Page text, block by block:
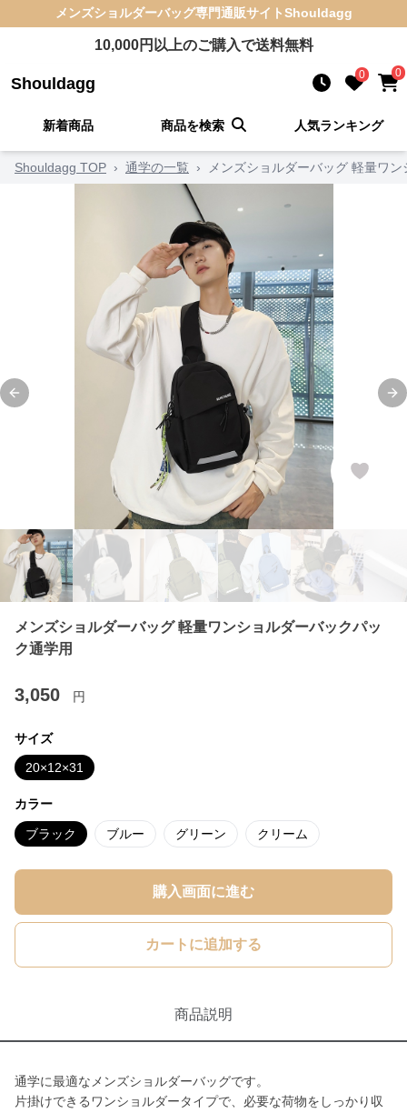
メンズショルダーバッグ専門通販サイトShouldagg
10,000円以上のご購入で送料無料
Shouldagg 0 0
新着商品 商品を検索 人気ランキング
Shouldagg TOP › 通学の一覧 › メンズショルダーバッグ 軽量ワ
Previous slide
メンズショルダーバッグ 軽量ワンショルダーバックパッ
ク通学用
3,050 円
サイズ
20×12×31
カラー
ブラック ブルー グリーン クリーム
購入画面に進む
カートに追加する
商品説明
通学に最適なメンズショルダーバッグです。
片掛けできるワンショルダータイプで、必要な荷物をしっかり収